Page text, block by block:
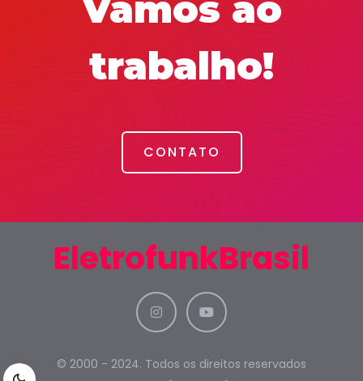
trabalho!
CONTATO
EletrofunkBrasil
© 2000 - 2024. Todos os direitos reservados